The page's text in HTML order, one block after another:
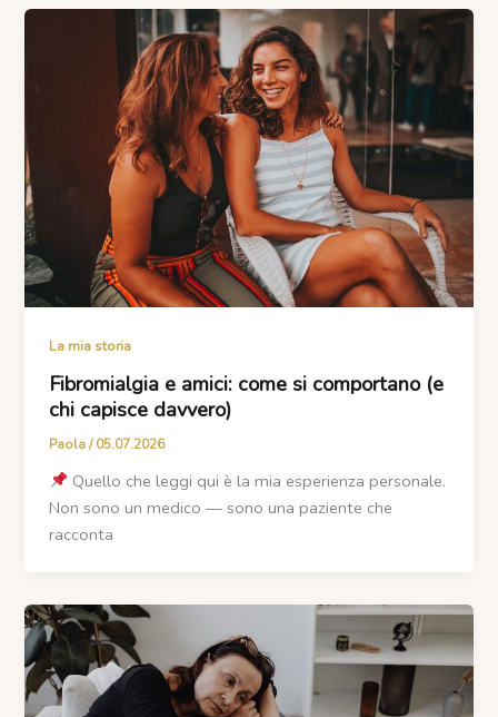
La mia storia
Fibromialgia e amici: come si comportano (e
chi capisce davvero)
Paola/05.07.2026
Quello che leggi qui è la mia esperienza personale.
Non sono un medico — sono una paziente che
racconta